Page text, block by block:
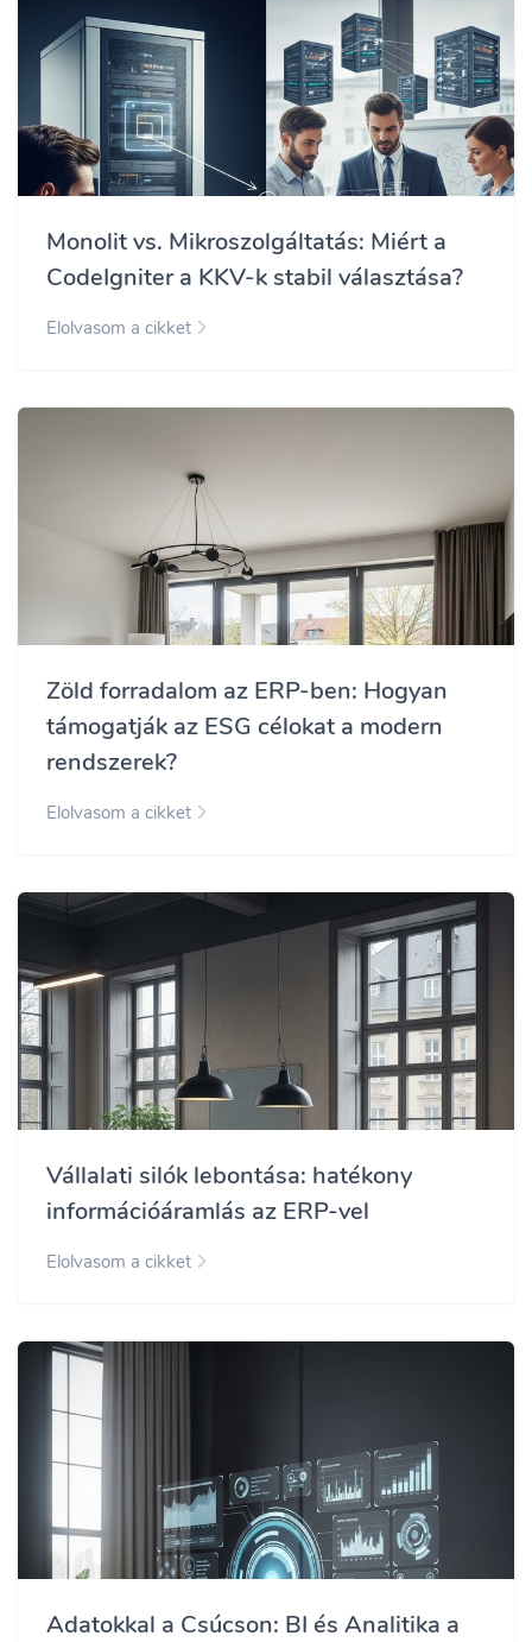
Monolit vs. Mikroszolgáltatás: Miért a
CodeIgniter a KKV-k stabil választása?
Elolvasom a cikket
Zöld forradalom az ERP-ben: Hogyan
támogatják az ESG célokat a modern
rendszerek?
Elolvasom a cikket
Vállalati silók lebontása: hatékony
információáramlás az ERP-vel
Elolvasom a cikket
Adatokkal a Csúcson: BI és Analitika a